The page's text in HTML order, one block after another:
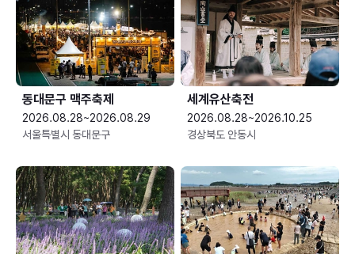
동대문구 맥주축제
2026.08.28~2026.08.29
서울특별시 동대문구
세계유산축전
2026.08.28~2026.10.25
경상북도 안동시